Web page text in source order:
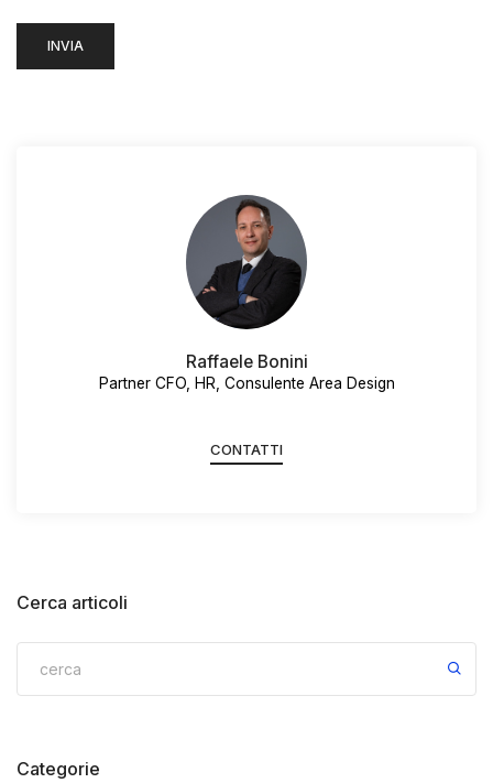
Raffaele Bonini
Partner CFO, HR, Consulente Area Design
CONTATTI
Cerca articoli
Categorie